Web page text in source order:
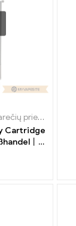
priedai
Cartridge
丨